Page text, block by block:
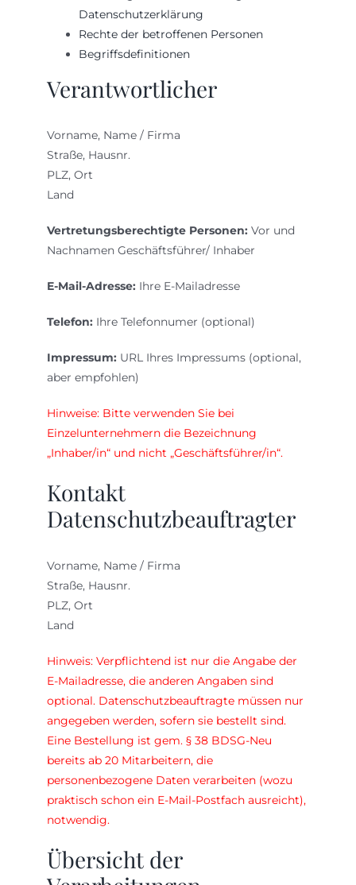
Datenschutzerklärung
Rechte der betroffenen Personen
Begriffsdefinitionen
Verantwortlicher
Vorname, Name / Firma
Straße, Hausnr.
PLZ, Ort
Land
Vertretungsberechtigte Personen: Vor und
Nachnamen Geschäftsführer/ Inhaber
E-Mail-Adresse: Ihre E-Mailadresse
Telefon: Ihre Telefonnumer (optional)
Impressum: URL Ihres Impressums (optional,
aber empfohlen)
Hinweise: Bitte verwenden Sie bei
Einzelunternehmern die Bezeichnung
„Inhaber/in“ und nicht „Geschäftsführer/in“.
Kontakt
Datenschutzbeauftragter
Vorname, Name / Firma
Straße, Hausnr.
PLZ, Ort
Land
Hinweis: Verpflichtend ist nur die Angabe der
E-Mailadresse, die anderen Angaben sind
optional. Datenschutzbeauftragte müssen nur
angegeben werden, sofern sie bestellt sind.
Eine Bestellung ist gem. § 38 BDSG-Neu
bereits ab 20 Mitarbeitern, die
personenbezogene Daten verarbeiten (wozu
praktisch schon ein E-Mail-Postfach ausreicht),
notwendig.
Übersicht der